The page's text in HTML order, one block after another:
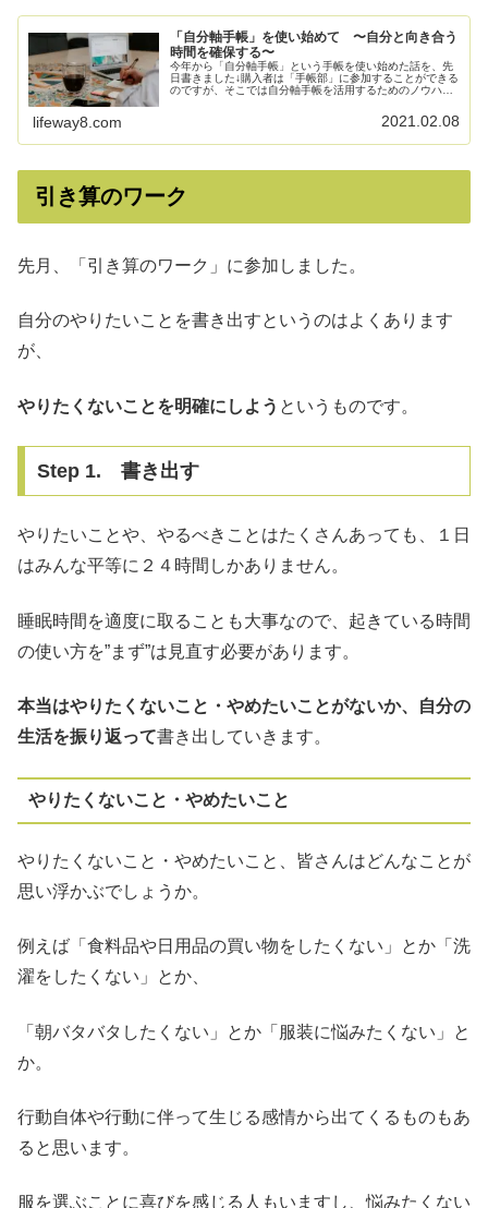
「自分軸手帳」を使い始めて 〜自分と向き合う
時間を確保する〜
今年から「自分軸手帳」という手帳を使い始めた話を、先
日書きました↓購入者は「手帳部」に参加することができる
のですが、そこでは自分軸手帳を活用するためのノウハウ
lifeway8.com 2021.02.08
引き算のワーク
先月、「引き算のワーク」に参加しました。
自分のやりたいことを書き出すというのはよくあります
が、
やりたくないことを明確にしよう というものです。
Step 1. 書き出す
やりたいことや、やるべきことはたくさんあっても、１日
はみんな平等に２４時間しかありません。
睡眠時間を適度に取ることも大事なので、起きている時間
の使い方を”まず”は見直す必要があります。
本当はやりたくないこと・やめたいことがないか、自分の
生活を振り返って書き出していきます。
やりたくないこと・やめたいこと
やりたくないこと・やめたいこと、皆さんはどんなことが
思い浮かぶでしょうか。
例えば「食料品や日用品の買い物をしたくない」とか「洗
濯をしたくない」とか、
「朝バタバタしたくない」とか「服装に悩みたくない」と
か。
行動自体や行動に伴って生じる感情から出てくるものもあ
ると思います。
服を選ぶことに喜びを感じる人もいますし、悩みたくない